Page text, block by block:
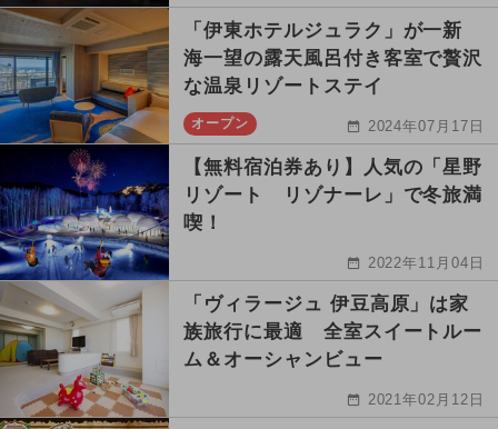
「伊東ホテルジュラク」が一新
海一望の露天風呂付き客室で贅沢
な温泉リゾートステイ
オープン 2024年07月17日
【無料宿泊券あり】人気の「星野
リゾート リゾナーレ」で冬旅満
喫！
2022年11月04日
「ヴィラージュ 伊豆高原」は家
族旅行に最適 全室スイートルー
ム＆オーシャンビュー
2021年02月12日